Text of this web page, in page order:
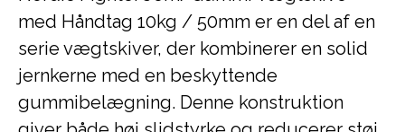
med Håndtag 10kg / 50mm er en del af en
serie vægtskiver, der kombinerer en solid
jernkerne med en beskyttende
gummibelægning. Denne konstruktion